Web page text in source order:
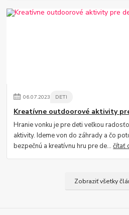
06.07.2023 DETI
Kreatívne outdoorové aktivity
Hranie vonku je pre deti veľkou
aktivity. Ideme von do záhrady a čo
bezpečnú a kreatívnu hru pre de...čítať
Zobraziť všetky